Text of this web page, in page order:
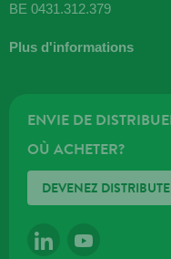
BE 0431.312.379
Plus d'informations
ENVIE DE
OÙ ACHETER?
DEVENEZ
LINKEDINYOUTUBE